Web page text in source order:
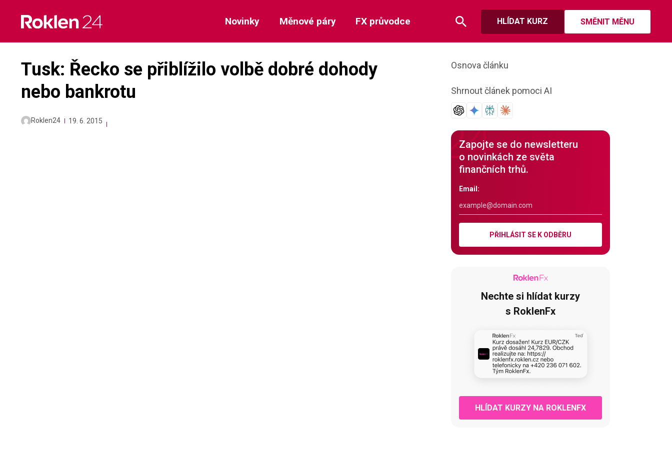
content
HLÍDAT KURZ SMĚNIT MĚNU
Novinky Měnové páry FX průvodce
Tusk: Řecko se přiblížilo volbě dobré dohody
nebo bankrotu
Roklen24 19. 6. 2015
Osnova článku
Shrnout článek pomoci AI
Zapojte se do newsletteru
o novinkách ze světa
finančních trhů.
Email:
PŘIHLÁSIT SE K ODBĚRU
Nechte si hlídat kurzy
s RoklenFx
HLÍDAT KURZY NA ROKLENFX